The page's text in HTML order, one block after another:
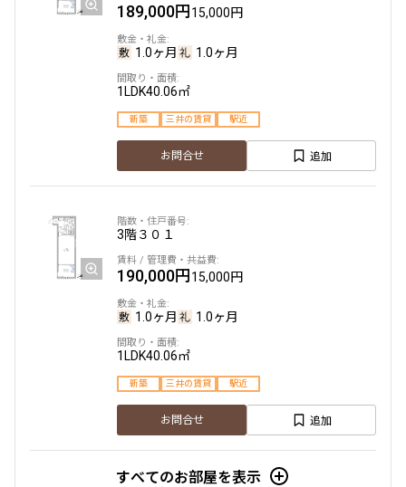
189,000円15,000円
1.0ヶ月 1.0ヶ月
1LDK40.06㎡
新築 三井の賃貸 駅近
お問合せ 追加
3階３０１
190,000円15,000円
1.0ヶ月 1.0ヶ月
1LDK40.06㎡
新築 三井の賃貸 駅近
お問合せ 追加
すべてのお部屋を表示